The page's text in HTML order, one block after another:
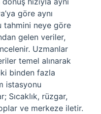
göre aynı
tahmini neye göre
gelen veriler,
Uzmanlar
temel alınarak
binden fazla
istasyonu
Sıcaklık, rüzgar,
ve merkeze iletir.